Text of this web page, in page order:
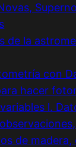
de la
con
hacer
l.
de madera,